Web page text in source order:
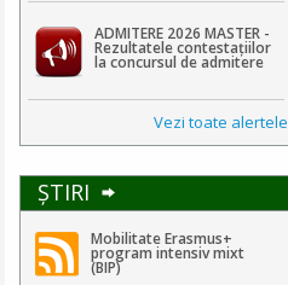
ADMITERE 2026 MASTER -
Rezultatele contestaţiilor
la concursul de admitere
Vezi toate alertele
ŞTIRI
Mobilitate Erasmus+
program intensiv mixt
(BIP)